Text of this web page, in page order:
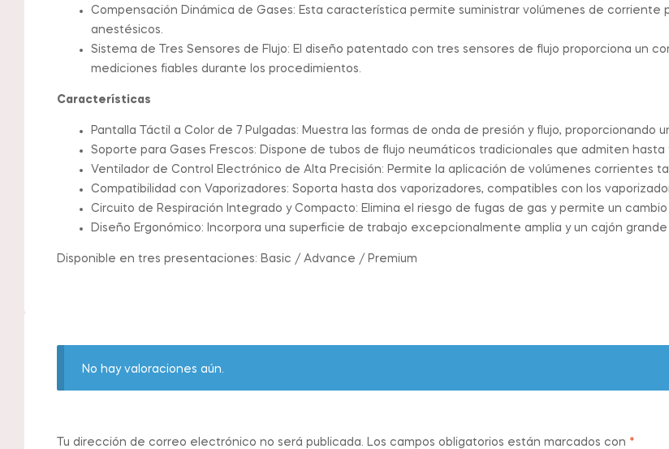
Compensación Dinámica de Gases: Esta característica permite suministrar volúmenes de corriente
anestésicos.
Sistema de Tres Sensores de Flujo: El diseño patentado con tres sensores de flujo proporciona un
mediciones fiables durante los procedimientos.
Características
Pantalla Táctil a Color de 7 Pulgadas: Muestra las formas de onda de presión y flujo, proporcionando
Soporte para Gases Frescos: Dispone de tubos de flujo neumáticos tradicionales que admiten hasta
Ventilador de Control Electrónico de Alta Precisión: Permite la aplicación de volúmenes corrientes
Compatibilidad con Vaporizadores: Soporta hasta dos vaporizadores, compatibles con los
Circuito de Respiración Integrado y Compacto: Elimina el riesgo de fugas de gas y permite un
Diseño Ergonómico: Incorpora una superficie de trabajo excepcionalmente amplia y un cajón
Disponible en tres presentaciones: Basic / Advance / Premium
No hay valoraciones aún.
Tu dirección de correo electrónico no será publicada. Los campos obligatorios están marcados con *